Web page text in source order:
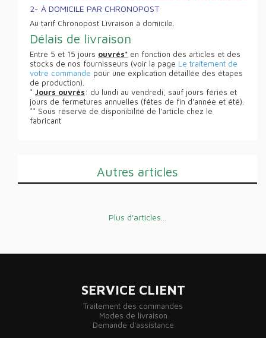
2- À DOMICILE PAR CHRONOPOST
Au tarif Chronopost Livraison à domicile.
Délais de livraison
Entre 5 et 15 jours ouvrés* en fonction des articles et des
stocks de nos fournisseurs (voir la page Le traitement de
votre commande pour une explication détaillée des étapes
de production).
* Jours ouvrés: du lundi au vendredi, sauf jours fériés et
jours de fermetures annuelles (fêtes de fin d'année et été).
** Sous réserve de disponibilité de l'article chez le
fabricant
Autres articles
Plus d'articles...
SERVICE CLIENT
Traitement des commandes
Modes de livraison
Demande d'assistance